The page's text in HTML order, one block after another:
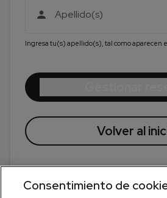
Apellido(s)
Ingresa tu(s) apellido(s), tal como aparecen
Volver al
Consentimiento de